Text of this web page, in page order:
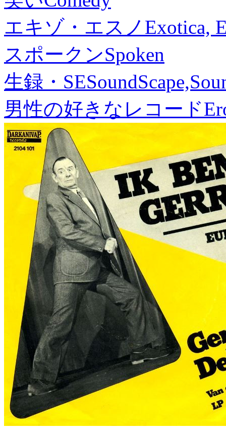
エキゾ・エスノ Exotica,
スポークンSpoken
生録・SE
男性の好きなレコード